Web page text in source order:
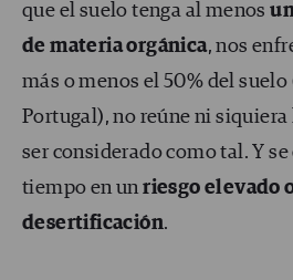
que el suelo tenga al menos
de materia orgánica, nos
más o menos el 50% del
Portugal), no reúne ni
ser considerado como tal. Y
tiempo en unriesgo elevado
desertificación.